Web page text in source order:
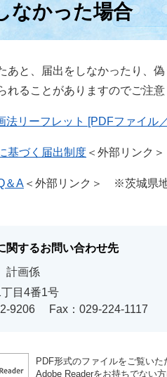
なかった場合
と、届出をしなかったり、
れることがありますのでご注意
法リーフレット [PDFファイル
基づく届出制度 ＜外部リンク＞
＆A ＜外部リンク＞ ※茨城県地
関するお問い合わせ先
計画係
目4番1号
9206
Fax：029-224-1117
PDF形式のファイルをご覧いた
Adobe Readerをお持ちでない